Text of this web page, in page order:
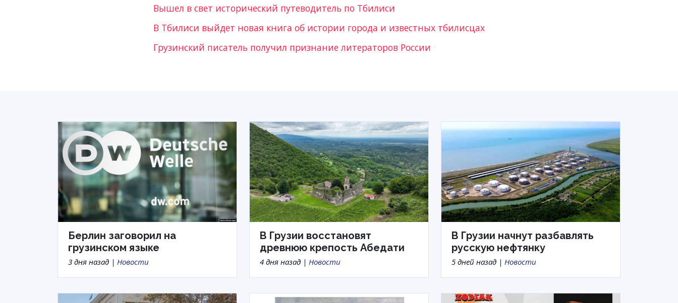
Вышел в свет исторический путеводитель по Тбилиси
В Тбилиси выйдет новая книга об истории города и известных тбилисцах
Грузинский писатель получил признание литераторов России
Берлин заговорил на
грузинском языке
3 дня назад | Новости
В Грузии восстановят
древнюю крепость Абедати
4 дня назад | Новости
В Грузии начнут разбавлять
русскую нефтянку
5 дней назад | Новости